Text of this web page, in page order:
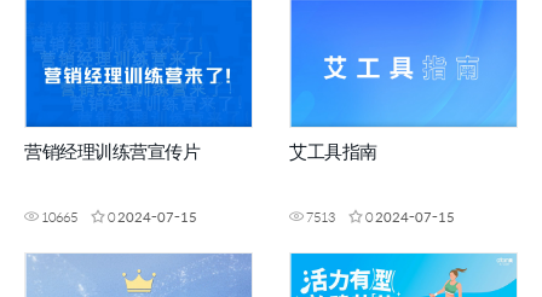
营销经理训练营宣传片
10665 02024-07-15
艾工具指南
7513 02024-07-15